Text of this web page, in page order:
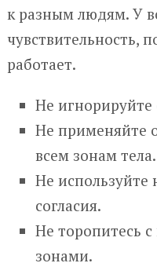
к разным людям. У
чувствительность,
работает.
Не игнорируйте
Не применяйте
всем зонам тела.
Не используйте
согласия.
Не торопитесь
зонами.